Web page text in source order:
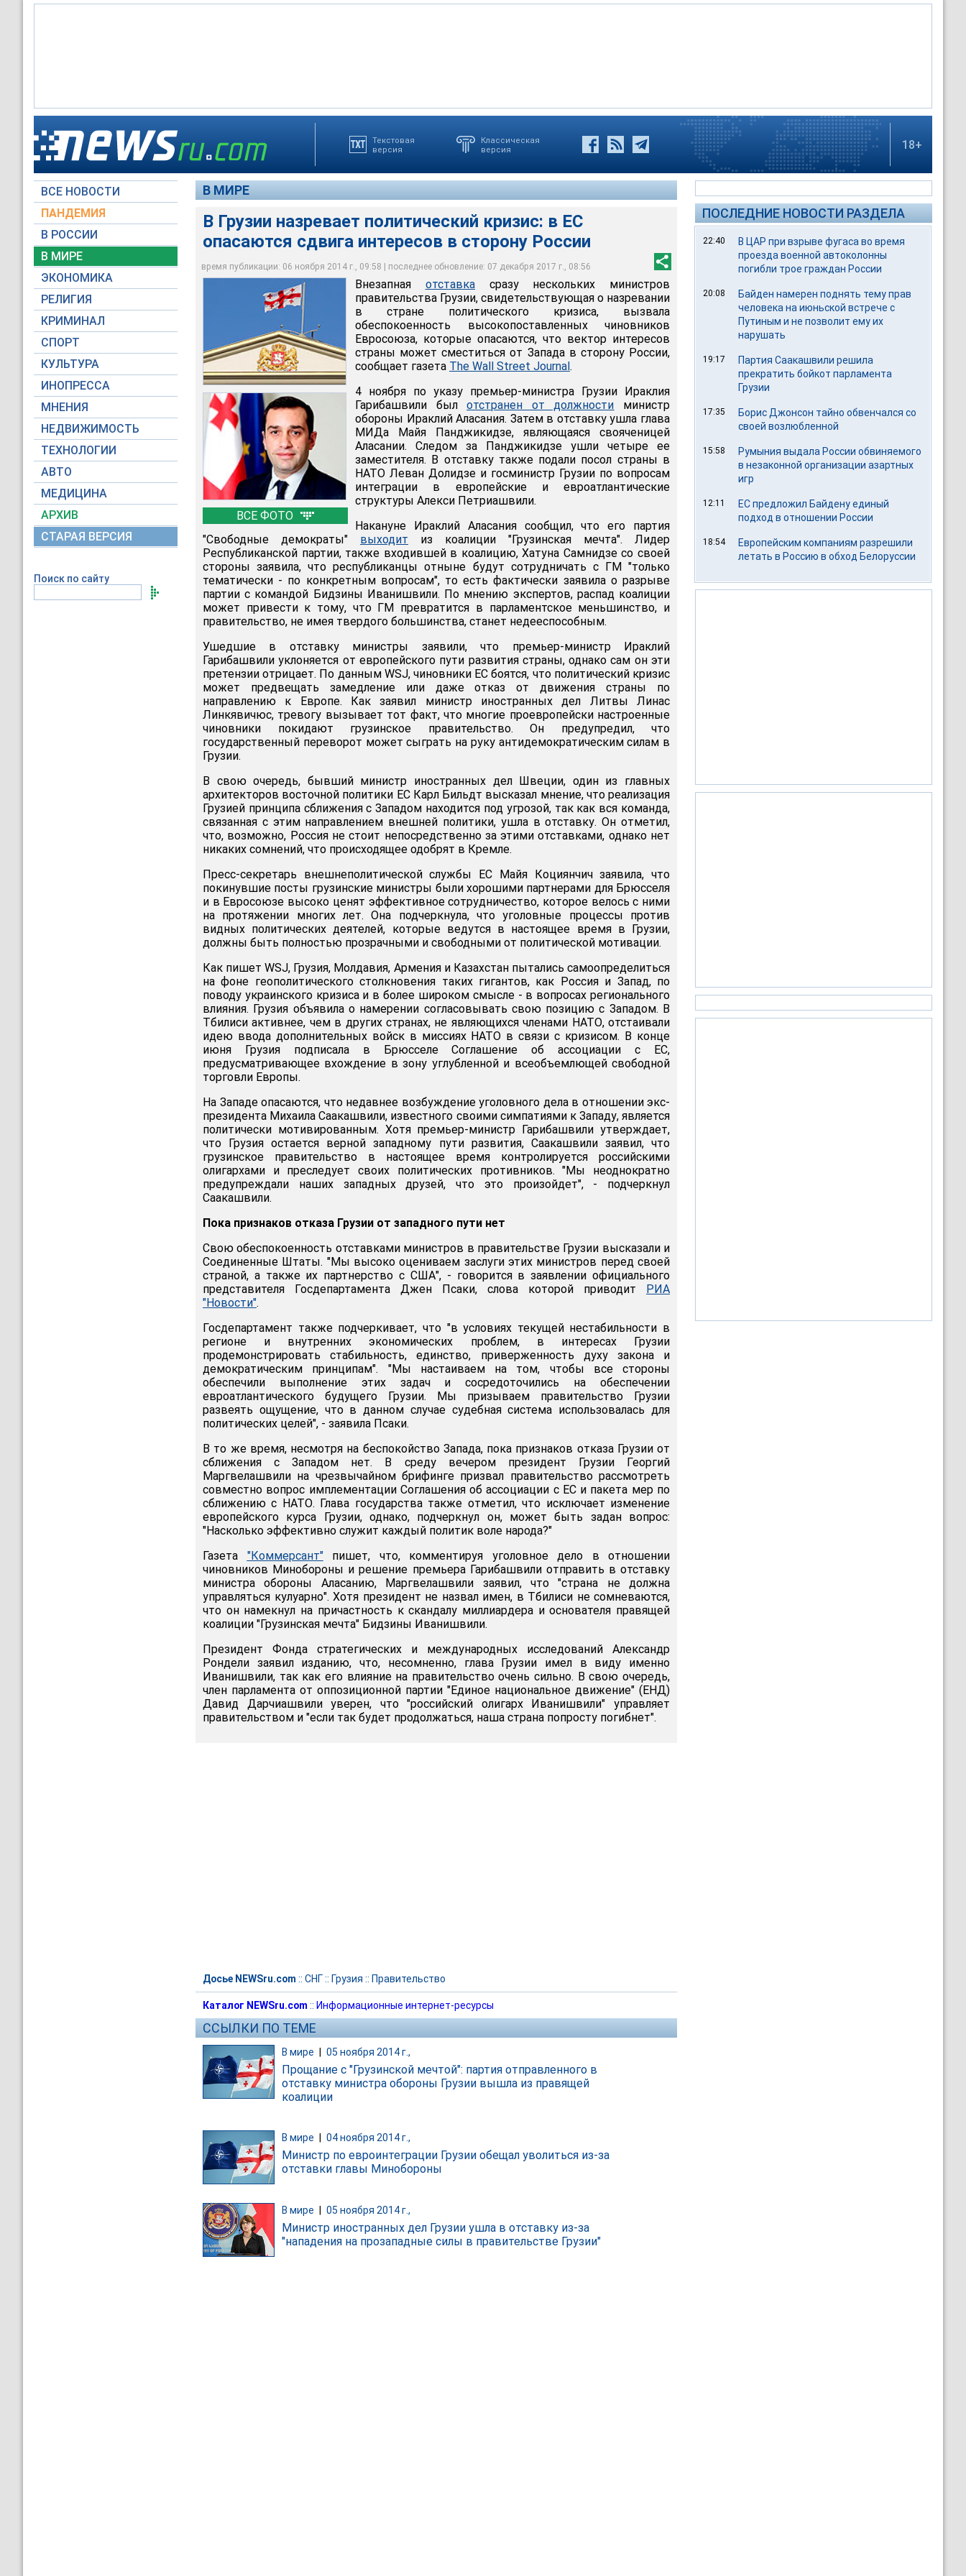
Текстовая
версия
Классическая
версия
18+
ВСЕ НОВОСТИ
ПАНДЕМИЯ
В РОССИИ
В МИРЕ
ЭКОНОМИКА
РЕЛИГИЯ
КРИМИНАЛ
СПОРТ
КУЛЬТУРА
ИНОПРЕССА
МНЕНИЯ
НЕДВИЖИМОСТЬ
ТЕХНОЛОГИИ
АВТО
МЕДИЦИНА
АРХИВ
СТАРАЯ ВЕРСИЯ
Поиск по сайту
В МИРЕ
В Грузии назревает политический кризис: в ЕС
опасаются сдвига интересов в сторону России
время публикации: 06 ноября 2014 г., 09:58 | последнее обновление: 07 декабря 2017 г., 08:56
ВСЕ ФОТО
В Грузии назревает политический кризис: в ЕС опасаются сдвига интересов в сторону
России
Global Look Press
4 ноября по указу премьер-министра Грузии Ираклия Гарибашвили был отстранен от
должности министр обороны Ираклий Аласания
government.gov.ge
Затем в отставку ушла глава МИДа Майя Панджикидзе, являющаяся свояченицей
Аласании
© РИА Новости / Александр Имедашвили
Внезапная отставкасразу нескольких министров
правительства Грузии, свидетельствующая о назревании
в стране политического кризиса, вызвала
обеспокоенность высокопоставленных чиновников
Евросоюза, которые опасаются, что вектор интересов
страны может сместиться от Запада в сторону России,
сообщает газета The Wall Street Journal.
4 ноября по указу премьер-министра Грузии Ираклия
Гарибашвили былотстранен от должности министр
обороны Ираклий Аласания. Затем в отставку ушла глава
МИДа Майя Панджикидзе, являющаяся свояченицей
Аласании. Следом за Панджикидзе ушли четыре ее
заместителя. В отставку также подали посол страны в
НАТО Леван Долидзе и госминистр Грузии по вопросам
интеграции в европейские и евроатлантические
структуры Алекси Петриашвили.
Накануне Ираклий Аласания сообщил, что его партия
"Свободные демократы" выходит из коалиции "Грузинская мечта". Лидер
Республиканской партии, также входившей в коалицию, Хатуна Самнидзе со своей
стороны заявила, что республиканцы отныне будут сотрудничать с ГМ "только
тематически - по конкретным вопросам", то есть фактически заявила о разрыве
партии с командой Бидзины Иванишвили. По мнению экспертов, распад коалиции
может привести к тому, что ГМ превратится в парламентское меньшинство, и
правительство, не имея твердого большинства, станет недееспособным.
Ушедшие в отставку министры заявили, что премьер-министр Ираклий
Гарибашвили уклоняется от европейского пути развития страны, однако сам он эти
претензии отрицает. По данным WSJ, чиновники ЕС боятся, что политический кризис
может предвещать замедление или даже отказ от движения страны по
направлению к Европе. Как заявил министр иностранных дел Литвы Линас
Линкявичюс, тревогу вызывает тот факт, что многие проевропейски настроенные
чиновники покидают грузинское правительство. Он предупредил, что
государственный переворот может сыграть на руку антидемократическим силам в
Грузии.
В свою очередь, бывший министр иностранных дел Швеции, один из главных
архитекторов восточной политики ЕС Карл Бильдт высказал мнение, что реализация
Грузией принципа сближения с Западом находится под угрозой, так как вся команда,
связанная с этим направлением внешней политики, ушла в отставку. Он отметил,
что, возможно, Россия не стоит непосредственно за этими отставками, однако нет
никаких сомнений, что происходящее одобрят в Кремле.
Пресс-секретарь внешнеполитической службы ЕС Майя Коциянчич заявила, что
покинувшие посты грузинские министры были хорошими партнерами для Брюсселя
и в Евросоюзе высоко ценят эффективное сотрудничество, которое велось с ними
на протяжении многих лет. Она подчеркнула, что уголовные процессы против
видных политических деятелей, которые ведутся в настоящее время в Грузии,
должны быть полностью прозрачными и свободными от политической мотивации.
Как пишет WSJ, Грузия, Молдавия, Армения и Казахстан пытались самоопределиться
на фоне геополитического столкновения таких гигантов, как Россия и Запад, по
поводу украинского кризиса и в более широком смысле - в вопросах регионального
влияния. Грузия объявила о намерении согласовывать свою позицию с Западом. В
Тбилиси активнее, чем в других странах, не являющихся членами НАТО, отстаивали
идею ввода дополнительных войск в миссиях НАТО в связи с кризисом. В конце
июня Грузия подписала в Брюсселе Соглашение об ассоциации с ЕС,
предусматривающее вхождение в зону углубленной и всеобъемлющей свободной
торговли Европы.
На Западе опасаются, что недавнее возбуждение уголовного дела в отношении экс-
президента Михаила Саакашвили, известного своими симпатиями к Западу, является
политически мотивированным. Хотя премьер-министр Гарибашвили утверждает,
что Грузия остается верной западному пути развития, Саакашвили заявил, что
грузинское правительство в настоящее время контролируется российскими
олигархами и преследует своих политических противников. "Мы неоднократно
предупреждали наших западных друзей, что это произойдет", - подчеркнул
Саакашвили.
Пока признаков отказа Грузии от западного пути нет
Свою обеспокоенность отставками министров в правительстве Грузии высказали и
Соединенные Штаты. "Мы высоко оцениваем заслуги этих министров перед своей
страной, а также их партнерство с США", - говорится в заявлении официального
представителя Госдепартамента Джен Псаки, слова которой приводит РИА
"Новости".
Госдепартамент также подчеркивает, что "в условиях текущей нестабильности в
регионе и внутренних экономических проблем, в интересах Грузии
продемонстрировать стабильность, единство, приверженность духу закона и
демократическим принципам". "Мы настаиваем на том, чтобы все стороны
обеспечили выполнение этих задач и сосредоточились на обеспечении
евроатлантического будущего Грузии. Мы призываем правительство Грузии
развеять ощущение, что в данном случае судебная система использовалась для
политических целей", - заявила Псаки.
В то же время, несмотря на беспокойство Запада, пока признаков отказа Грузии от
сближения с Западом нет. В среду вечером президент Грузии Георгий
Маргвелашвили на чрезвычайном брифинге призвал правительство рассмотреть
совместно вопрос имплементации Соглашения об ассоциации с ЕС и пакета мер по
сближению с НАТО. Глава государства также отметил, что исключает изменение
европейского курса Грузии, однако, подчеркнул он, может быть задан вопрос:
"Насколько эффективно служит каждый политик воле народа?"
Газета "Коммерсант"пишет, что, комментируя уголовное дело в отношении
чиновников Минобороны и решение премьера Гарибашвили отправить в отставку
министра обороны Аласанию, Маргвелашвили заявил, что "страна не должна
управляться кулуарно". Хотя президент не назвал имен, в Тбилиси не сомневаются,
что он намекнул на причастность к скандалу миллиардера и основателя правящей
коалиции "Грузинская мечта" Бидзины Иванишвили.
Президент Фонда стратегических и международных исследований Александр
Рондели заявил изданию, что, несомненно, глава Грузии имел в виду именно
Иванишвили, так как его влияние на правительство очень сильно. В свою очередь,
член парламента от оппозиционной партии "Единое национальное движение" (ЕНД)
Давид Дарчиашвили уверен, что "российский олигарх Иванишвили" управляет
правительством и "если так будет продолжаться, наша страна попросту погибнет".
Досье NEWSru.com :: СНГ:: Грузия :: Правительство
Каталог NEWSru.com :: Информационные интернет-ресурсы
ССЫЛКИ ПО ТЕМЕ
В мире 05 ноября 2014 г.,
Прощание с "Грузинской мечтой": партия отправленного в
отставку министра обороны Грузии вышла из правящей
коалиции
В мире 04 ноября 2014 г.,
Министр по евроинтеграции Грузии обещал уволиться из-за
отставки главы Минобороны
В мире | 05 ноября 2014 г.,
Министр иностранных дел Грузии ушла в отставку из-за
"нападения на прозападные силы в правительстве Грузии"
ПОСЛЕДНИЕ НОВОСТИ РАЗДЕЛА
22:40
В ЦАР при взрыве фугаса во время
проезда военной автоколонны
погибли трое граждан России
20:08
Байден намерен поднять тему прав
человека на июньской встрече с
Путиным и не позволит ему их
нарушать
19:17
Партия Саакашвили решила
прекратить бойкот парламента
Грузии
17:35
Борис Джонсон тайно обвенчался со
своей возлюбленной
15:58
Румыния выдала России обвиняемого
в незаконной организации азартных
игр
12:11
ЕС предложил Байдену единый
подход в отношении России
18:54
Европейским компаниям разрешили
летать в Россию в обход Белоруссии